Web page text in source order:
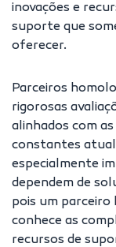
inovações e
suporte que
oferecer.
Parceiros
rigorosas
alinhados com
constantes
especialmente
dependem de
pois um
conhece as
recursos de